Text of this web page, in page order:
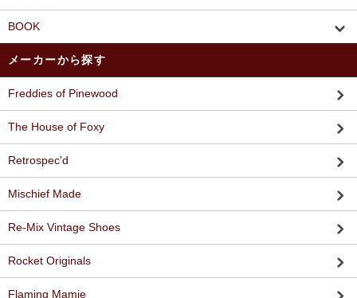
BOOK
メーカーから探す
Freddies of Pinewood
The House of Foxy
Retrospec'd
Mischief Made
Re-Mix Vintage Shoes
Rocket Originals
Flaming Mamie